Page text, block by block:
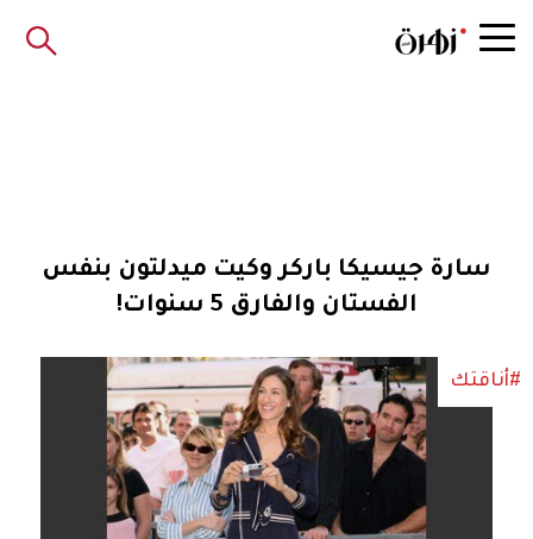
سارة جيسيكا باركر وكيت ميدلتون بنفس
الفستان والفارق 5 سنوات!
#أناقتك